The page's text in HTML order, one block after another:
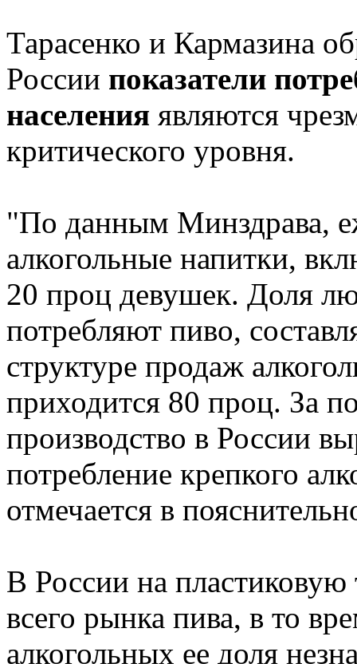
Тарасенко и Кармазина
России показатели
населения являются
критического уровня.
"По данным Минздрава,
алкогольные напитки,
20 проц девушек. Доля
потребляют пиво,
структуре продаж
приходится 80 проц. За
производство в России
потребление крепкого
отмечается в
В России на
всего рынка пива, в то
алкогольных ее доля